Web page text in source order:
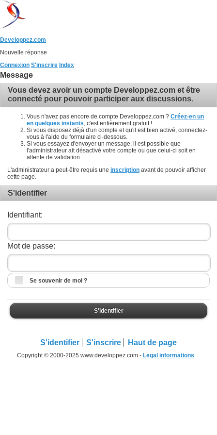
Developpez.com
Nouvelle réponse
Connexion S'inscrire Index
Message
Vous devez avoir un compte Developpez.com et être
connecté pour pouvoir participer aux discussions.
Vous n'avez pas encore de compte Developpez.com ? Créez-en un
en quelques instants , c'est entièrement gratuit !
Si vous disposez déjà d'un compte et qu'il est bien activé, connectez-
vous à l'aide du formulaire ci-dessous.
Si vous essayez d'envoyer un message, il est possible que
l'administrateur ait désactivé votre compte ou que celui-ci soit en
attente de validation.
L'administrateur a peut-être requis une inscription avant de pouvoir afficher
cette page.
S'identifier
Identifiant:
Mot de passe:
Se souvenir de moi ?
S'identifier
S'identifier S'inscrire Haut de page
Copyright © 2000-2025 www.developpez.com - Legal informations